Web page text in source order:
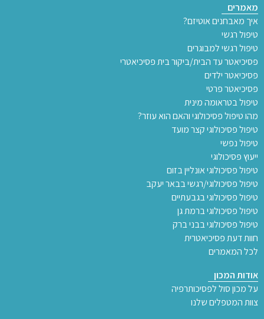
מאמרים
איך מאבחנים אוטיזם?
טיפול רגשי
טיפול רגשי למבוגרים
פסיכיאטר עד הבית/ביקור בית פסיכיאטרי
פסיכיאטר ילדים
פסיכיאטר פרטי
טיפול בטראומה מינית
מהו טיפול פסיכולוגי והאם הוא עוזר?
טיפול פסיכולוגי קצר מועד
טיפול נפשי
ייעוץ פסיכולוגי
טיפול פסיכולוגי אונליין בזום
טיפול פסיכולוגי/רגשי בבאר יעקב
טיפול פסיכולוגי בגבעתיים
טיפול פסיכולוגי ברמת גן
טיפול פסיכולוגי בבני ברק
חוות דעת פסיכיאטרית
לכל המאמרים
אודות המכון
על מכון סול לפסיכותרפיה
צוות המטפלים שלנו